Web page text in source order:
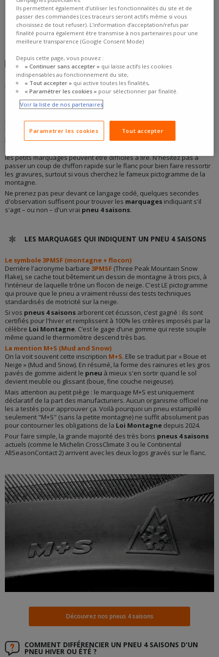
OÙ TROUVER L'INFORMATION SUR VOS PNEUS ?
La réponse à pas mal de vos questions d'automobiliste se trouve
simplement sur leflanc de la roue. C'est la zone latérale bien visible
quand on s'accroupit devant le pneu.
importantes de votre pneumatique : DOT,indices de charge et de
vitesse
, diamètre de votre jante et... ces petits logos dont on va parler
juste en dessous.
les petits marquages peuvent être difficiles à lire. N'hésitez pas à
passer un coup de chiffon rapide sur le flanc pour bien faire ressortir
les gravures, surtout si vous cherchez le fameux pictogramme de la
montagne.
Ne prenez pas peur devant ce langage codé, quelques secondes
d'observation suffisent pour trouver les marquages indiquant s'il
s'agit – ou non – d'un vrai pneu 4 saisons.
LES MARQUAGES QUI INDIQUENT UN PNEU 4 SAISONS
Le symbole 3PMSF (montagne + flocon)
Derrière l'acronyme barbare 3PMSF (Three Peak Mountain Snow
Flake), se cache tout bêtement un dessin de montagne à trois pics, à
l'intérieur de laquelle trône un flocon de neige. C'est LE pictogramme
qui prouve que le pneu a vraiment réussi des tests techniques
standardisés de motricité sur la neige.
Si vos pneus 4 saisons arborent cet écusson, c'est gagné : ils sont
certifiés pour l'hiver et remplissent à 100% les critères imposés par la
célèbre Loi Montagne. C’est le gage d’une gomme qui reste souple
même quand le thermomètre descend très bas.
La mention M+S (Mud and Snow)
On la voit souvent cette inscription M+S. Elle se traduit par « Boue et
Neige » (Mud and Snow). En résumé, la forme des rainures et les gros
pavés de gomme aident le pneu à mieux s'en sortir quand le sol
devient meuble ou glissant (boue, fine couche neigeuse).
Mais attention au petit piège : le marquage M+S est uniquement
déclaratif de la part des manufacturiers. Aucun organisme officiel ne
les a testés pour approuver ça. Voilà pourquoi un pneu estampillé
seulement "M+S" (sans la petite montagne) ne suffit absolument pas
pour contourner les obligations de la Loi Montagne depuis 2024.
Pour faire simple, la grande majorité des très bons pneus 4 saisons
actuels (comme le Michelin CrossClimate 3 ou le Continental
AllSeasonContact 2) arrivent avec les deux logos gravés sur le flanc.
Découvrez nos pneus 4 saisons
COMMENT DIFFÉRENCIER UN PNEU 4 SAISONS D'UN
PNEU HIVER OU ÉTÉ ?
Ils permettent également d’utiliser les fonctionnalités du site et de
passer des commandes (ces traceurs seront actifs même si vous
choisissez de tout refuser). L’information d’acceptation/refus par
finalité pourra également être transmise à nos partenaires pour une
meilleure transparence (Google Consent Mode)
Depuis cette page, vous pouvez :
« Continuer sans accepter »qui laisse actifs les cookies
indispensables au fonctionnement du site,
« Tout accepter »qui active toutes les finalités,
« Paramétrer les cookies »pour sélectionner par finalité.
Voir la liste de nos partenaires
Parametrer les cookies Tout accepter